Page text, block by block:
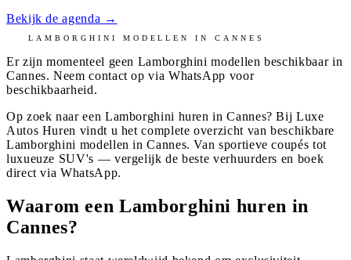
Bekijk de agenda →
LAMBORGHINI MODELLEN INCANNES
Er zijn momenteel geen Lamborghini modellen beschikbaar in
Cannes. Neem contact op via WhatsApp voor
beschikbaarheid.
Op zoek naar een Lamborghini huren in Cannes? Bij Luxe
Autos Huren vindt u het complete overzicht van beschikbare
Lamborghini modellen in Cannes. Van sportieve coupés tot
luxueuze SUV's — vergelijk de beste verhuurders en boek
direct via WhatsApp.
Waarom een Lamborghini huren in
Cannes?